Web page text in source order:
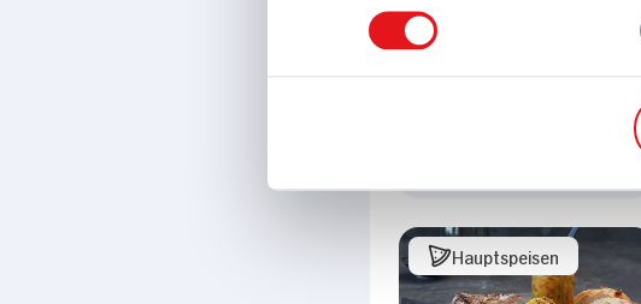
gelb, grün
394 kcal p. Portion
Hauptspeisen